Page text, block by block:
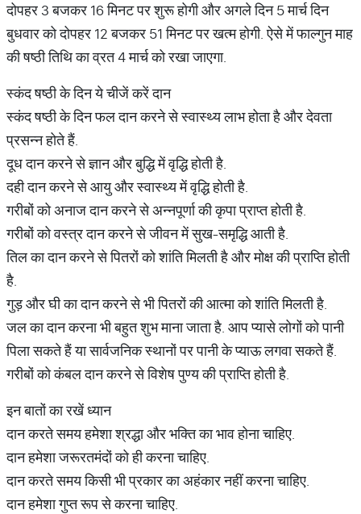
दोपहर 3 बजकर 16 मिनट पर शुरू होगी और अगले दिन 5 मार्च दिन
बुधवार को दोपहर 12 बजकर 51 मिनट पर खत्म होगी. ऐसे में फाल्गुन माह
की षष्ठी तिथि का व्रत 4 मार्च को रखा जाएगा.
स्कंद षष्ठी के दिन ये चीजें करें दान
स्कंद षष्ठी के दिन फल दान करने से स्वास्थ्य लाभ होता है और देवता
प्रसन्न होते हैं.
दूध दान करने से ज्ञान और बुद्धि में वृद्धि होती है.
दही दान करने से आयु और स्वास्थ्य में वृद्धि होती है.
गरीबों को अनाज दान करने से अन्नपूर्णा की कृपा प्राप्त होती है.
गरीबों को वस्त्र दान करने से जीवन में सुख-समृद्धि आती है.
तिल का दान करने से पितरों को शांति मिलती है और मोक्ष की प्राप्ति होती
है.
गुड़ और घी का दान करने से भी पितरों की आत्मा को शांति मिलती है.
जल का दान करना भी बहुत शुभ माना जाता है. आप प्यासे लोगों को पानी
पिला सकते हैं या सार्वजनिक स्थानों पर पानी के प्याऊ लगवा सकते हैं.
गरीबों को कंबल दान करने से विशेष पुण्य की प्राप्ति होती है.
इन बातों का रखें ध्यान
दान करते समय हमेशा श्रद्धा और भक्ति का भाव होना चाहिए.
दान हमेशा जरूरतमंदों को ही करना चाहिए.
दान करते समय किसी भी प्रकार का अहंकार नहीं करना चाहिए.
दान हमेशा गुप्त रूप से करना चाहिए.